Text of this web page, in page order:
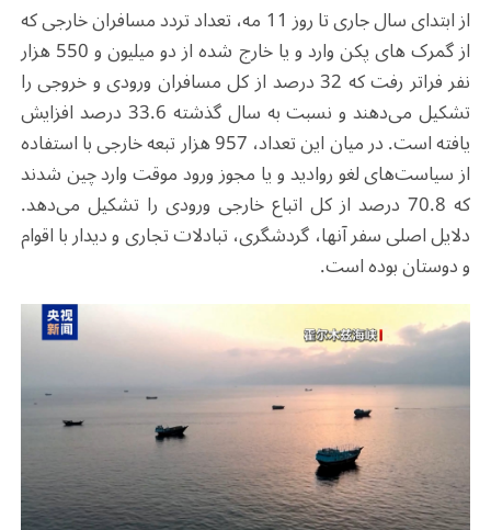
از ابتدای سال جاری تا روز 11 مه، تعداد تردد مسافران خارجی که
از گمرک های پکن وارد و یا خارج شده از دو میلیون و 550 هزار
نفر فراتر رفت که 32 درصد از کل مسافران ورودی و خروجی را
تشکیل می‌دهند و نسبت به سال گذشته 33.6 درصد افزایش
یافته است. در میان این تعداد، 957 هزار تبعه خارجی با استفاده
از سیاست‌های لغو روادید و یا مجوز ورود موقت وارد چین شدند
که 70.8 درصد از کل اتباع خارجی ورودی را تشکیل می‌دهد.
دلایل اصلی سفر آنها، گردشگری، تبادلات تجاری و دیدار با اقوام
و دوستان بوده است.